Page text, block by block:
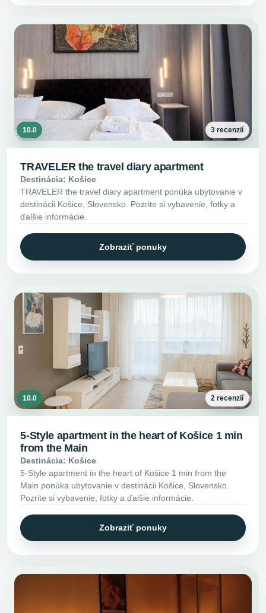
10.0 3 recenzií
TRAVELER the travel diary apartment
Destinácia: Košice
TRAVELER the travel diary apartment ponúka ubytovanie v
destinácii Košice, Slovensko. Pozrite si vybavenie, fotky a
ďalšie informácie.
Zobraziť ponuky
10.0 2 recenzií
5-Style apartment in the heart of Košice 1 min
from the Main
Destinácia: Košice
5-Style apartment in the heart of Košice 1 min from the
Main ponúka ubytovanie v destinácii Košice, Slovensko.
Pozrite si vybavenie, fotky a ďalšie informácie.
Zobraziť ponuky